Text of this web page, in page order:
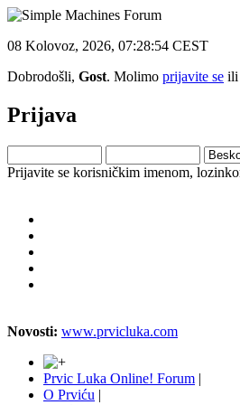
08 Kolovoz, 2026, 07:28:54 CEST
Dobrodošli, Gost. Molimo prijavite se ili
Prijava
Prijavite se korisničkim imenom,
Novosti: www.prvicluka.com
Prvic Luka Online! Forum |
O Prviću |